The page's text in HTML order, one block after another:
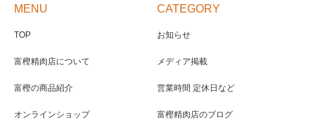
MENU
TOP
富樫精肉店について
富樫の商品紹介
オンラインショップ
CATEGORY
お知らせ
メディア掲載
営業時間 定休日など
富樫精肉店のブログ